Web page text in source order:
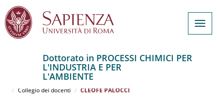
contenuto
Dottorato in PROCESSI CHIMICI PER
L'INDUSTRIA E PER
L'AMBIENTE
PROCESSI CHIMICI PER L'INDUSTRIA E PER L'AMBIENTE
Collegio dei docenti
CLEOFE PALOCCI